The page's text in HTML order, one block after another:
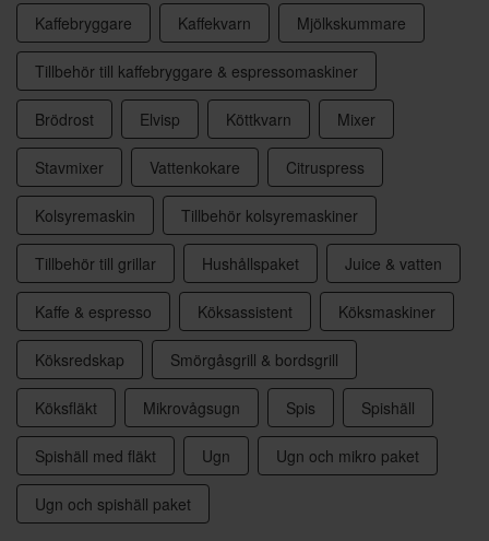
Kaffebryggare Kaffekvarn Mjölkskummare
Tillbehör till kaffebryggare & espressomaskiner
Brödrost Elvisp Köttkvarn Mixer
Stavmixer Vattenkokare Citruspress
Kolsyremaskin Tillbehör kolsyremaskiner
Tillbehör till grillar Hushållspaket Juice & vatten
Kaffe & espresso Köksassistent Köksmaskiner
Köksredskap Smörgåsgrill & bordsgrill
Köksfläkt Mikrovågsugn Spis Spishäll
Spishäll med fläkt Ugn Ugn och mikro paket
Ugn och spishäll paket